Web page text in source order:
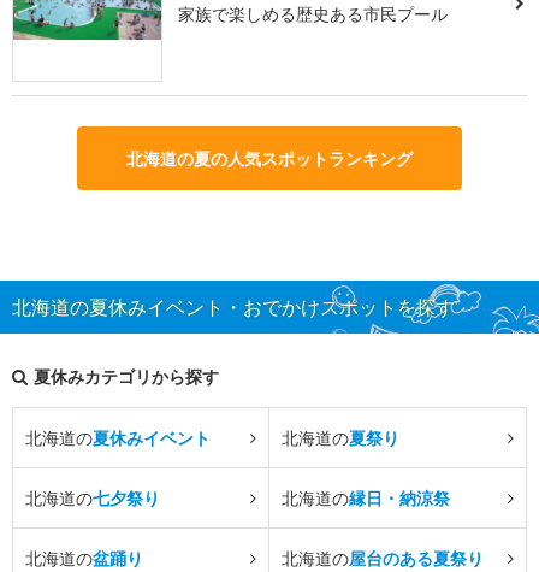
家族で楽しめる歴史ある市民プール
北海道の夏の人気スポットランキング
北海道の夏休みイベント・おでかけスポットを探す
夏休みカテゴリから探す
北海道の夏休みイベント 北海道の夏祭り
北海道の七夕祭り 北海道の縁日・納涼祭
北海道の盆踊り 北海道の屋台のある夏祭り